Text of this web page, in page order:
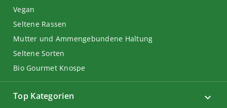
Top Kategorien
Vegan
Seltene Rassen
Mutter und Ammengebundene Haltung
Seltene Sorten
Bio Gourmet Knospe